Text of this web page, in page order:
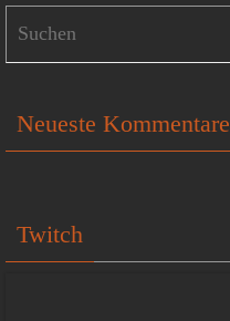
Neueste Kommentare
Twitch